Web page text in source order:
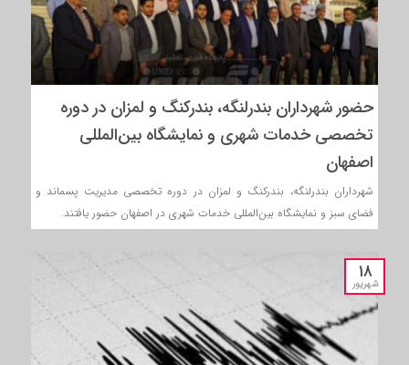
حضور شهرداران بندرلنگه، بندرکنگ و لمزان در دوره
تخصصی خدمات شهری و نمایشگاه بین‌المللی
اصفهان
شهرداران بندرلنگه، بندرکنگ و لمزان در دوره تخصصی مدیریت پسماند و
فضای سبز و نمایشگاه بین‌المللی خدمات شهری در اصفهان حضور یافتند.
۱۸
شهریور